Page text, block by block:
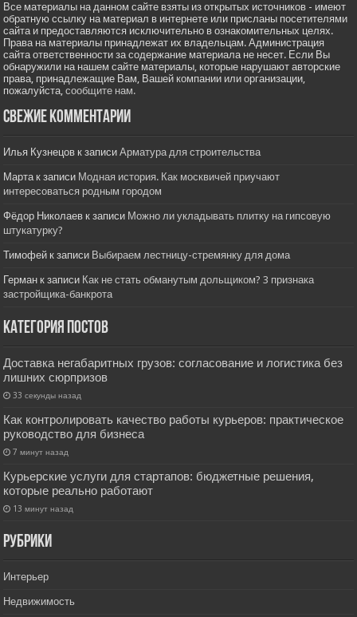
Все материалы на данном сайте взяты из открытых источников - имеют
обратную ссылку на материал в интернете или присланы посетителями
сайта и предоставляются исключительно в ознакомительных целях.
Права на материалы принадлежат их владельцам. Администрация
сайта ответственности за содержание материала не несет. Если Вы
обнаружили на нашем сайте материалы, которые нарушают авторские
права, принадлежащие Вам, Вашей компании или организации,
пожалуйста,сообщите нам.
Свежие комментарии
Илья Кузнецов к записиАрматура для строительства
Мартак записи Модная история. Как москвичей приучают
интересоваться родным городом
Фёдор Николаев к записи Можно ли укладывать плитку на гипсовую
штукатурку?
Тимофей к записи Выбираем лестницу-стремянку для дома
Герман к записи Как не стать обманутым дольщиком? 3 признака
застройщика-банкрота
Категория постов
Доставка негабаритных грузов: согласование и логистика без
лишних сюрпризов
33 секунды назад
Как контролировать качество работы курьеров: практическое
руководство для бизнеса
7 минут назад
Курьерские услуги для стартапов: бюджетные решения,
которые реально работают
13 минут назад
РУбрики
Интерьер
Недвижимость